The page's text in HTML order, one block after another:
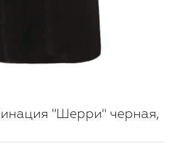
"Шерри" черная,